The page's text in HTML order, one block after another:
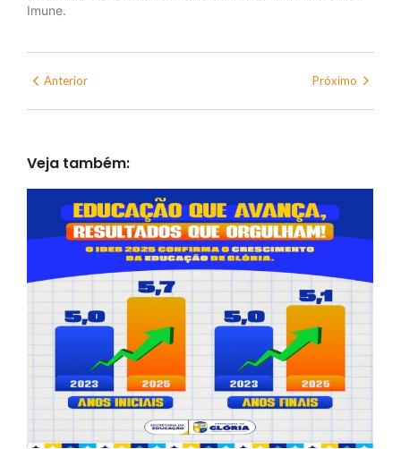
Imune.
Anterior Próximo
Veja também: